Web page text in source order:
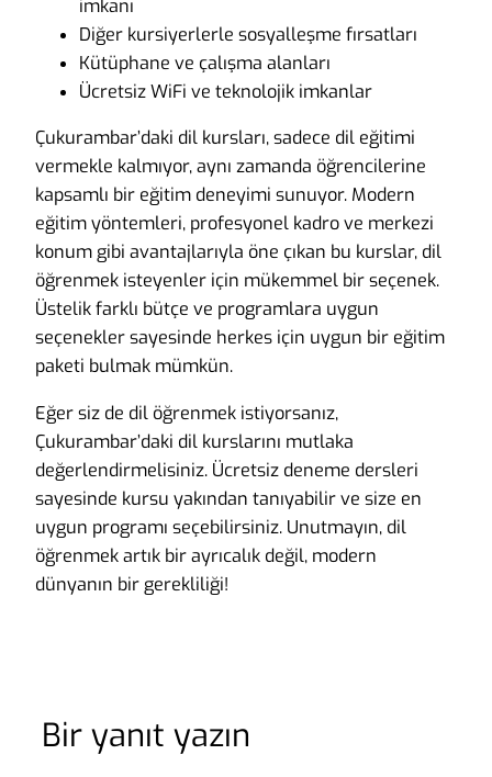
imkanı
Diğer kursiyerlerle sosyalleşme fırsatları
Kütüphane ve çalışma alanları
Ücretsiz WiFi ve teknolojik imkanlar
Çukurambar’daki dil kursları, sadece dil eğitimi
vermekle kalmıyor, aynı zamanda öğrencilerine
kapsamlı bir eğitim deneyimi sunuyor. Modern
eğitim yöntemleri, profesyonel kadro ve merkezi
konum gibi avantajlarıyla öne çıkan bu kurslar, dil
öğrenmek isteyenler için mükemmel bir seçenek.
Üstelik farklı bütçe ve programlara uygun
seçenekler sayesinde herkes için uygun bir eğitim
paketi bulmak mümkün.
Eğer siz de dil öğrenmek istiyorsanız,
Çukurambar’daki dil kurslarını mutlaka
değerlendirmelisiniz. Ücretsiz deneme dersleri
sayesinde kursu yakından tanıyabilir ve size en
uygun programı seçebilirsiniz. Unutmayın, dil
öğrenmek artık bir ayrıcalık değil, modern
dünyanın bir gerekliliği!
Bir yanıt yazın